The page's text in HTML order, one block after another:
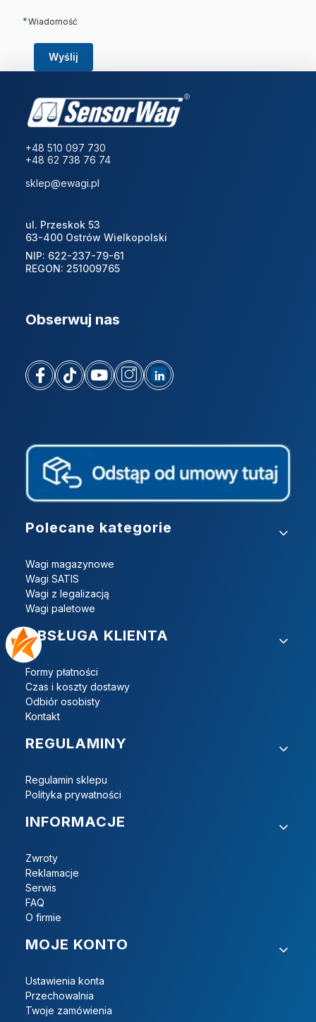
*Wiadomość
Wyślij
+48 510 097 730
+48 62 738 76 74
sklep@ewagi.pl
ul. Przeskok 53
63-400 Ostrów Wielkopolski
NIP: 622-237-79-61
REGON: 251009765
Obserwuj nas
Linki w stopce
Polecane kategorie
Wagi magazynowe
Wagi SATIS
Wagi z legalizacją
Wagi paletowe
OBSŁUGA KLIENTA
Formy płatności
Czas i koszty dostawy
Odbiór osobisty
Kontakt
REGULAMINY
Regulamin sklepu
Polityka prywatności
INFORMACJE
Zwroty
Reklamacje
Serwis
FAQ
O firmie
MOJE KONTO
Ustawienia konta
Przechowalnia
Twoje zamówienia